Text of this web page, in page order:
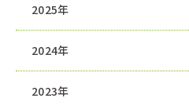
2025年
2024年
2023年